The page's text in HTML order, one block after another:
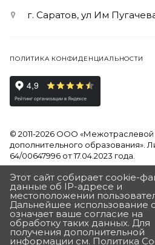
г. Саратов, ул Им
ПОЛИТИКА КОНФИДЕНЦИАЛЬНОСТИ
© 2011-2026 ООО «Межотраслевой
дополнительного образования».
64/00647996 от 17.04.2023 года.
Продолжая использовать наш
обработку файлов Cookies и
данных, в соответствии с
персональных данных
Разработан в Агентстве Андрея
Этот сайт собирает cookie-
данные об IP-адресе и
местоположении
Дальнейшее использование
означает ваше согласие на
обработку таких данных. Для
получения дополнительной
информации см. Политика
ПОЛУЧИТЬ ПОДАРОК
«ДЛЯ ВАС ПОДАРОК ОТ